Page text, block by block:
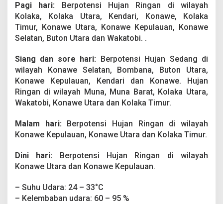
l
u
r
u
h
i
a
y
a
h
u
t
a
D
u
y
Pagi hari: Berpotensi Hujan Ringan di wilayah
Kolaka, Kolaka Utara, Kendari, Konawe, Kolaka
Timur, Konawe Utara, Konawe Kepulauan, Konawe
Selatan, Buton Utara dan Wakatobi. .
Siang dan sore hari: Berpotensi Hujan Sedang di
wilayah Konawe Selatan, Bombana, Buton Utara,
Konawe Kepulauan, Kendari dan Konawe. Hujan
Ringan di wilayah Muna, Muna Barat, Kolaka Utara,
Wakatobi, Konawe Utara dan Kolaka Timur.
Malam hari:Berpotensi Hujan Ringan di wilayah
Konawe Kepulauan, Konawe Utara dan Kolaka Timur.
Dini hari: Berpotensi Hujan Ringan di wilayah
Konawe Utara dan Konawe Kepulauan.
– Suhu Udara: 24 – 33°C
– Kelembaban udara: 60 – 95 %